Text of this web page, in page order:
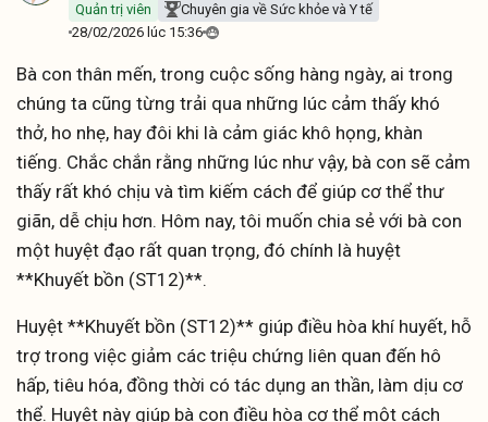
Quản trị viên
Chuyên gia về Sức khỏe và Y tế
28/02/2026 lúc 15:36
Bà con thân mến, trong cuộc sống hàng ngày, ai trong
chúng ta cũng từng trải qua những lúc cảm thấy khó
thở, ho nhẹ, hay đôi khi là cảm giác khô họng, khàn
tiếng. Chắc chắn rằng những lúc như vậy, bà con sẽ cảm
thấy rất khó chịu và tìm kiếm cách để giúp cơ thể thư
giãn, dễ chịu hơn. Hôm nay, tôi muốn chia sẻ với bà con
một huyệt đạo rất quan trọng, đó chính là huyệt
**Khuyết bồn (ST12)**.
Huyệt **Khuyết bồn (ST12)** giúp điều hòa khí huyết, hỗ
trợ trong việc giảm các triệu chứng liên quan đến hô
hấp, tiêu hóa, đồng thời có tác dụng an thần, làm dịu cơ
thể. Huyệt này giúp bà con điều hòa cơ thể một cách